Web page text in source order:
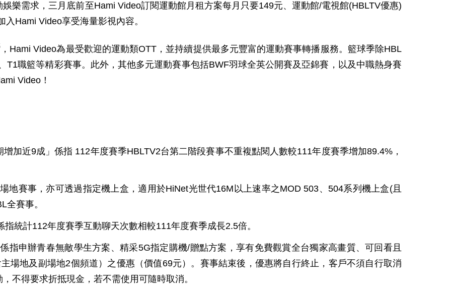
樂需求，三月底前至Hami Video訂閱運動館月租方案每月只要149元、運動館/電視館(HBLTV優惠)
Hami Video享受海量影視內容。
，Hami Video為最受歡迎的運動類OTT，並持續提供最多元豐富的運動賽事轉播服務。籃球季除HBL
T1職籃等精彩賽事。此外，其他多元運動賽事包括BWF羽球全英公開賽及亞錦賽，以及中職熱身賽
Video！
增加近9成」係指 112年度賽季HBLTV2台第二階段賽事不重複點閱人數較111年度賽季增加89.4%，
地賽事，亦可透過指定機上盒，適用於HiNet光世代16M以上速率之 MOD 503、504系列機上盒(且
全賽事。
指統計112年度賽季互動聊天次數相較111年度賽季成長2.5倍。
指申辦青春無敵學生方案、精采5G指定購機/贈點方案，享有免費觀賞全台獨家高畫質、可回看且
場地及副場地2個頻道）之優惠（價值69元）。賽事結束後，優惠將自行終止，客戶不須自行取消
不得要求折抵現金，若不需使用可隨時取消。